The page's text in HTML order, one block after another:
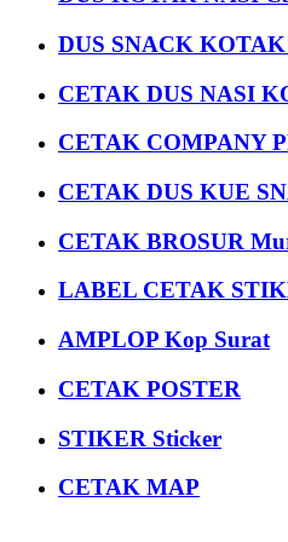
DUS SNACK
CETAK DUS NASI
CETAK COMPANY
CETAK DUS KUE
CETAK BROSUR
LABEL CETAK
AMPLOP Kop Surat
CETAK POSTER
STIKER Sticker
CETAK MAP